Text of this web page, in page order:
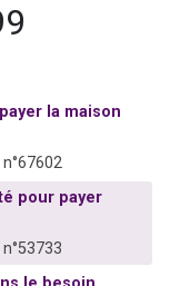
la maison
pour payer